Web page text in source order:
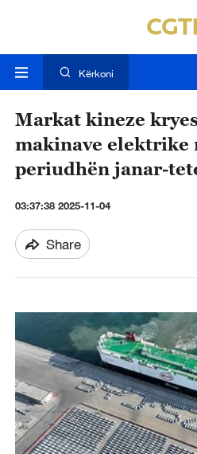
Kërkoni
Markat kineze
makinave elektrike
periudhën janar-
03:37:38 2025-11-04
Share